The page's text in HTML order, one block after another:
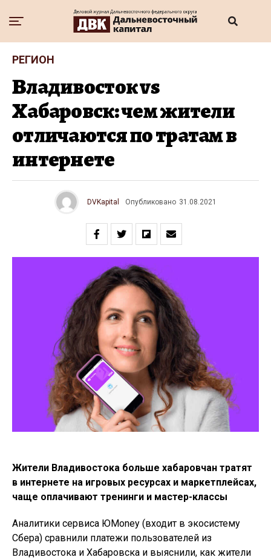
РЕГИОН
Владивосток vs
Хабаровск: чем жители
отличаются по тратам в
интернете
DVKapital Опубликовано 31.08.2021
Жители Владивостока больше хабаровчан тратят
в интернете на игровых ресурсах и маркетплейсах,
чаще оплачивают тренинги и мастер-классы
Аналитики сервиса ЮMoney (входит в экосистему
Сбера) сравнили платежи пользователей из
Владивостока и Хабаровска и выяснили, как жители